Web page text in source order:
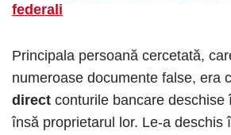
federali
Principala persoană cercetată,
numeroase documente false, era
direct conturile bancare deschise
însă proprietarul lor. Le-a deschis